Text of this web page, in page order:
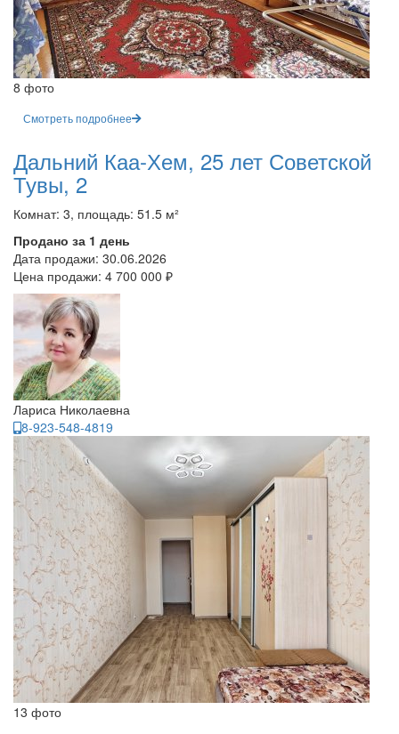
8 фото
Смотреть подробнее
Дальний Каа-Хем, 25 лет Советской
Тувы, 2
Комнат: 3, площадь: 51.5 м²
Продано за 1 день
Дата продажи: 30.06.2026
Цена продажи: 4 700 000 ₽
Лариса Николаевна
8-923-548-4819
13 фото